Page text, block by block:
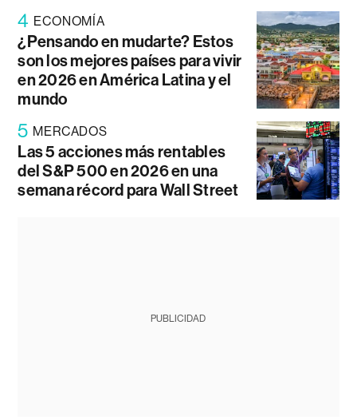
4 ECONOMÍA
¿Pensando en mudarte? Estos
son los mejores países para vivir
en 2026 en América Latina y el
mundo
5 MERCADOS
Las 5 acciones más rentables
del S&P 500 en 2026 en una
semana récord para Wall Street
PUBLICIDAD